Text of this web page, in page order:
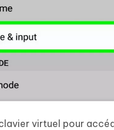
virtuel pour